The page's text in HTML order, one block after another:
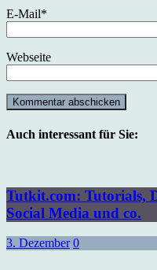
E-Mail*
Webseite
Auch interessant für Sie:
Tutkit.com: Tutorials,
Social Media und co.
3. Dezember 0